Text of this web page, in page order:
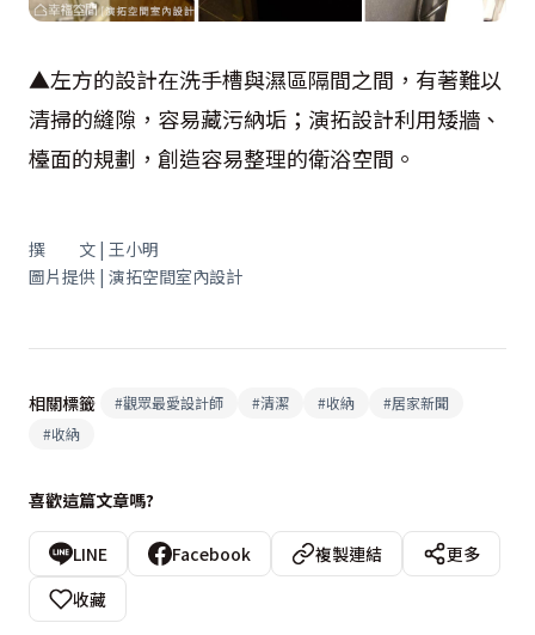
▲左方的設計在洗手槽與濕區隔間之間，有著難以
清掃的縫隙，容易藏污納垢；演拓設計利用矮牆、
檯面的規劃，創造容易整理的衛浴空間。
撰 文 | 王小明
圖片提供 | 演拓空間室內設計
相關標籤 #觀眾最愛設計師 #清潔 #收納 #居家新聞
#收納
喜歡這篇文章嗎?
LINE Facebook 複製連結
更多
收藏